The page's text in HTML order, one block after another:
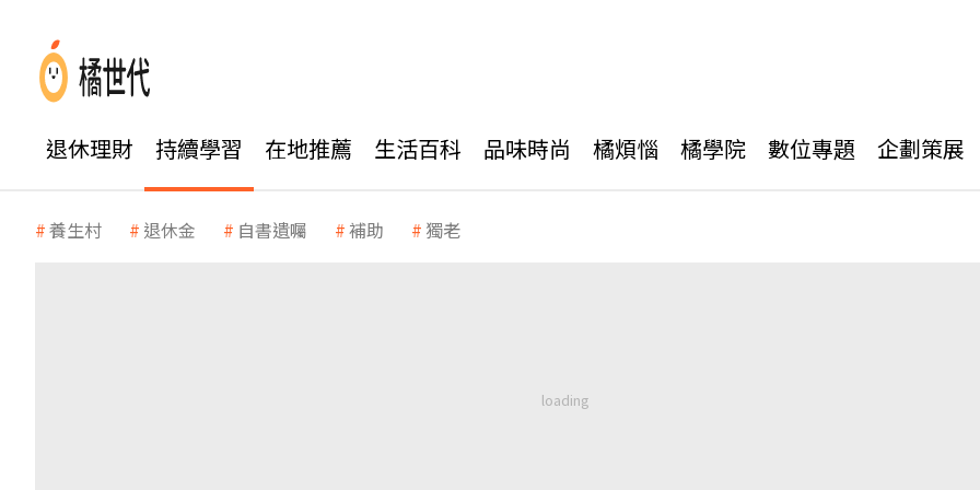
退休理財 持續學習 在地推薦 生活百科 品味時尚 橘煩惱 橘學院 數位專題 企劃策展
養生村 退休金 自書遺囑 補助 獨老